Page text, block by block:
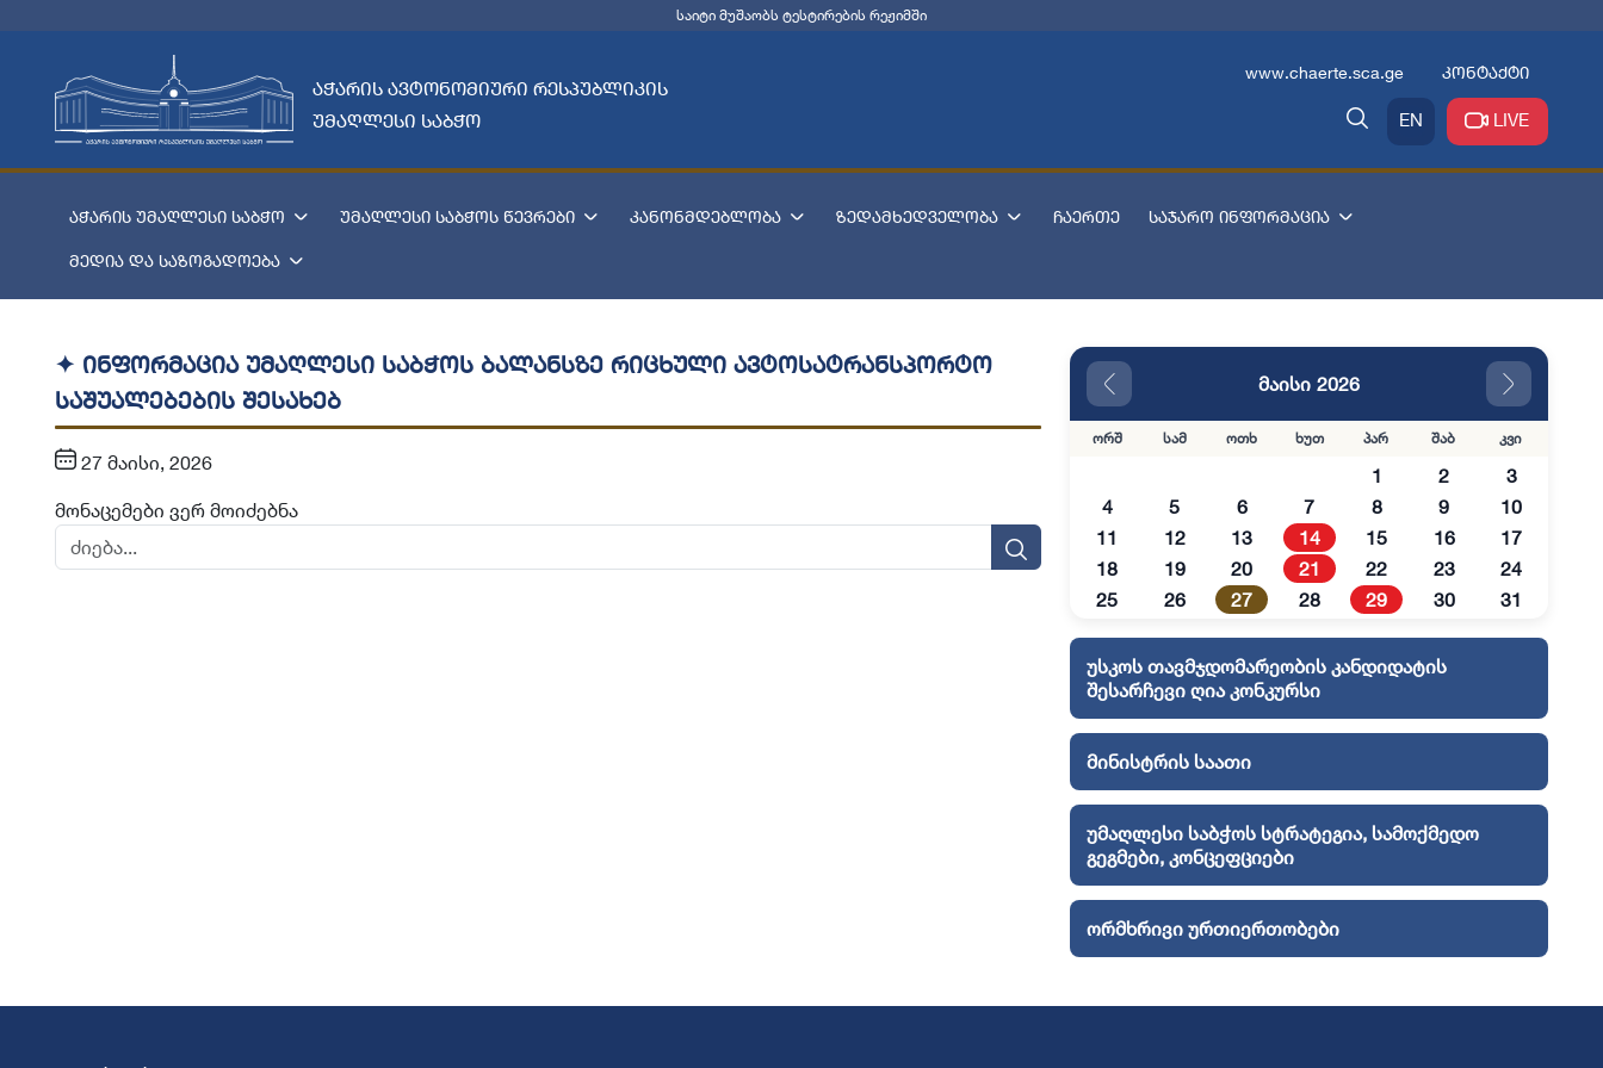
საიტი მუშაობს ტესტირების რეჟიმში
აჭარის ავტონომიური რესპუბლიკის
უმაღლესი საბჭო
www.chaerte.sca.ge კონტაქტი
EN LIVE
აჭარის უმაღლესი საბჭო უმაღლესი საბჭოს წევრები კანონმდებლობა ზედამხედველობა ჩაერთე საჯარო ინფორმაცია
მედია და საზოგადოება
✦ ინფორმაცია უმაღლესი საბჭოს ბალანსზე რიცხული ავტოსატრანსპორტო
საშუალებების შესახებ
27 მაისი, 2026
მონაცემები ვერ მოიძებნა
მაისი 2026
ორშ სამ ოთხ ხუთ პარ შაბ კვი
1 2
3
4
5 6 7 8 9
10
11
12 13 14 15 16
17
18
19 20 21 22 23
24
25
26 27 28 29 30 31
უსკოს თავმჯდომარეობის კანდიდატის
შესარჩევი ღია კონკურსი
მინისტრის საათი
უმაღლესი საბჭოს სტრატეგია, სამოქმედო
გეგმები, კონცეფციები
ორმხრივი ურთიერთობები